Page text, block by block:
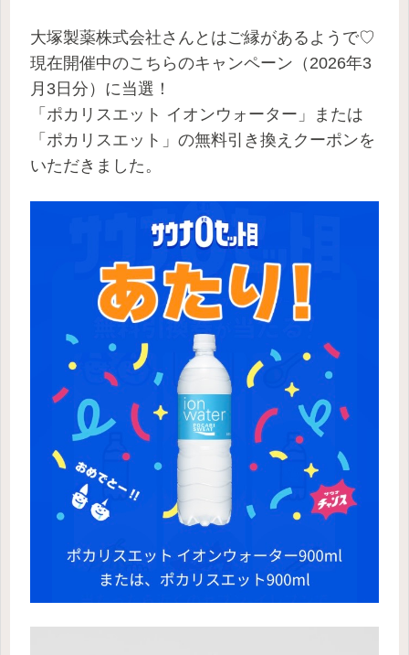
大塚製薬株式会社さんとはご縁があるようで♡
現在開催中のこちらのキャンペーン（2026年3
月3日分）に当選！
「ポカリスエット イオンウォーター」または
「ポカリスエット」の無料引き換えクーポンを
いただきました。